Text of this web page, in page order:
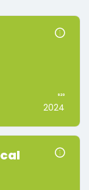
920
2024